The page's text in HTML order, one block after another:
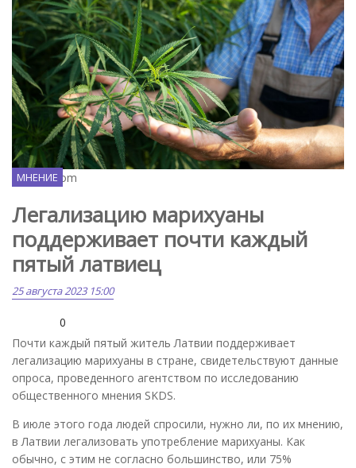
Pixabay.com
МНЕНИЕ
Легализацию марихуаны
поддерживает почти каждый
пятый латвиец
25 августа 2023 15:00
0
Почти каждый пятый житель Латвии поддерживает
легализацию марихуаны в стране, свидетельствуют данные
опроса, проведенного агентством по исследованию
общественного мнения SKDS.
В июле этого года людей спросили, нужно ли, по их мнению,
в Латвии легализовать употребление марихуаны. Как
обычно, с этим не согласно большинство, или 75%